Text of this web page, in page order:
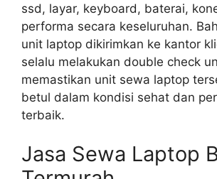
ssd, layar, keyboard, baterai,
performa secara keseluruhan.
unit laptop dikirimkan ke kantor
selalu melakukan double check
memastikan unit sewa laptop
betul dalam kondisi sehat dan
terbaik.
Jasa Sewa Laptop